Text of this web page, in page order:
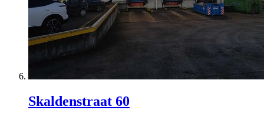
Skaldenstraat 60